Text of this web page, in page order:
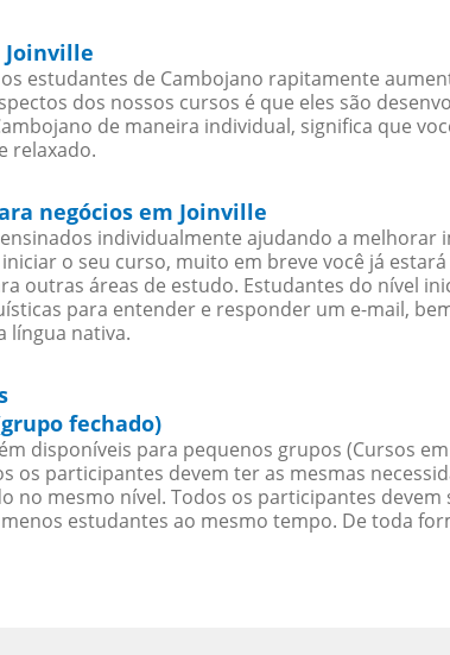
Joinville
estudantes de Cambojano rapitamente
dos nossos cursos é que eles são
de maneira individual, significa que
relaxado.
negócios em Joinville
individualmente ajudando a
o seu curso, muito em breve você já
outras áreas de estudo. Estudantes do nível
para entender e responder um e-mail,
língua nativa.
fechado)
disponíveis para pequenos grupos (Cursos
os participantes devem ter as mesmas
no mesmo nível. Todos os participantes
estudantes ao mesmo tempo. De toda